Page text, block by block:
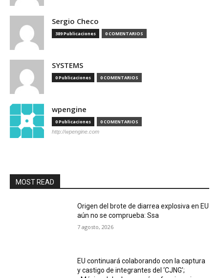
Sergio Checo
389 Publicaciones 0 COMENTARIOS
SYSTEMS
0 Publicaciones 0 COMENTARIOS
wpengine
0 Publicaciones 0 COMENTARIOS
http://wpengine.com
MOST READ
Origen del brote de diarrea explosiva en EU
aún no se comprueba: Ssa
7 agosto, 2026
EU continuará colaborando con la captura
y castigo de integrantes del ‘CJNG’;